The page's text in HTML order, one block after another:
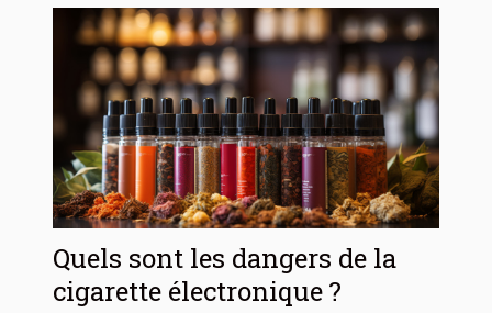
Quels sont les dangers de la
cigarette électronique ?